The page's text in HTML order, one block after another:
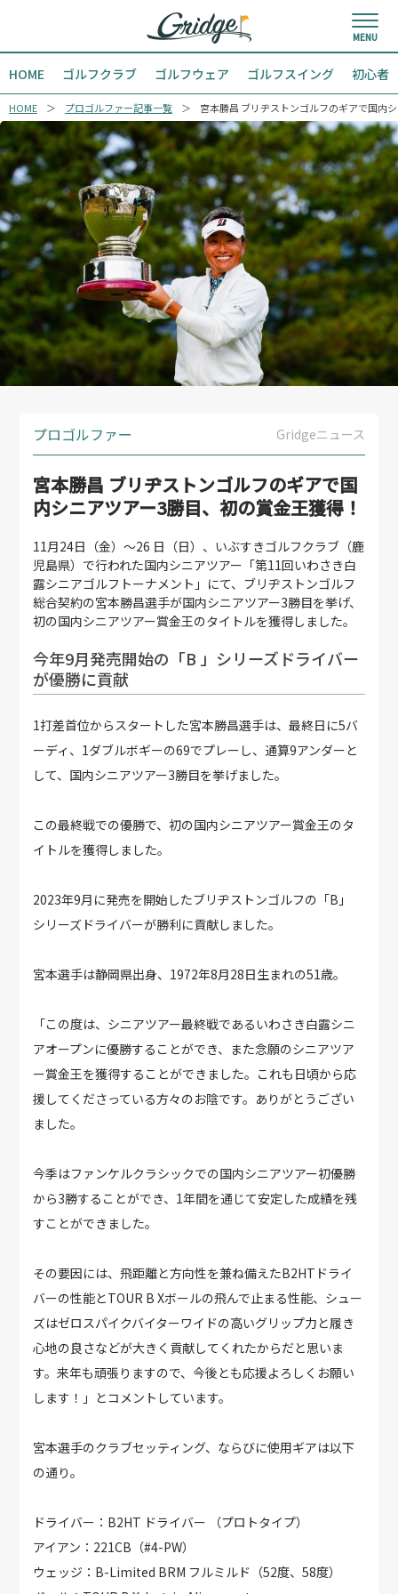
HOME ゴルフクラブ ゴルフウェア ゴルフスイング 初心者
HOME プロゴルファー記事一覧 宮本勝昌 ブリヂストンゴルフのギアで国内
プロゴルファー Gridgeニュース
宮本勝昌 ブリヂストンゴルフのギアで国
内シニアツアー3勝目、初の賞金王獲得！
11月24日（金）～26 日（日）、いぶすきゴルフクラブ（鹿
児島県）で行われた国内シニアツアー「第11回いわさき白
露シニアゴルフトーナメント」にて、ブリヂストンゴルフ
総合契約の宮本勝昌選手が国内シニアツアー3勝目を挙げ、
初の国内シニアツアー賞金王のタイトルを獲得しました。
今年9月発売開始の「B 」シリーズドライバー
が優勝に貢献
1打差首位からスタートした宮本勝昌選手は、最終日に5バ
ーディ、1ダブルボギーの69でプレーし、通算9アンダーと
して、国内シニアツアー3勝目を挙げました。
この最終戦での優勝で、初の国内シニアツアー賞金王のタ
イトルを獲得しました。
2023年9月に発売を開始したブリヂストンゴルフの「B」
シリーズドライバーが勝利に貢献しました。
宮本選手は静岡県出身、1972年8月28日生まれの51歳。
「この度は、シニアツアー最終戦であるいわさき白露シニ
アオープンに優勝することができ、また念願のシニアツア
ー賞金王を獲得することができました。これも日頃から応
援してくださっている方々のお陰です。ありがとうござい
ました。
今季はファンケルクラシックでの国内シニアツアー初優勝
から3勝することができ、1年間を通じて安定した成績を残
すことができました。
その要因には、飛距離と方向性を兼ね備えたB2HTドライ
バーの性能とTOUR B Xボールの飛んで止まる性能、シュー
ズはゼロスパイクバイターワイドの高いグリップ力と履き
心地の良さなどが大きく貢献してくれたからだと思いま
す。来年も頑張りますので、今後とも応援よろしくお願い
します！」とコメントしています。
宮本選手のクラブセッティング、ならびに使用ギアは以下
の通り。
ドライバー：B2HT ドライバー （プロトタイプ）
アイアン：221CB（#4-PW）
ウェッジ：B-Limited BRM フルミルド（52度、58度）